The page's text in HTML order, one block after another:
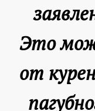
Это
от